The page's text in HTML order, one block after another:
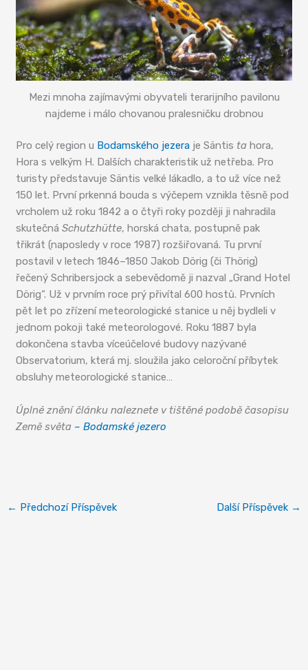
Mezi mnoha zajímavými obyvateli terarijního pavilonu
najdeme i málo chovanou pralesničku drobnou
Pro celý region u Bodamského jezera je Säntis ta hora,
Hora s velkým H. Dalších charakteristik už netřeba. Pro
turisty představuje Säntis velké lákadlo, a to už více než
150 let. První prkenná bouda s výčepem vznikla těsně pod
vrcholem už roku 1842 a o čtyři roky později ji nahradila
skutečnáSchutzhütte, horská chata, postupně pak
třikrát (naposledy v roce 1987) rozšiřovaná. Tu první
postavil v letech 1846–1850 Jakob Dörig (či Thörig)
řečený Schribersjock a sebevědomě ji nazval „Grand Hotel
Dörig“. Už v prvním roce prý přivítal 600 hostů. Prvních
pět let po zřízení meteorologické stanice u něj bydleli v
jednom pokoji také meteorologové. Roku 1887 byla
dokončena stavba víceúčelové budovy nazývané
Observatorium, která mj. sloužila jako celoroční příbytek
obsluhy meteorologické stanice…
Úplné znění článku naleznete v tištěné podobě časopisu
Země světa – Bodamské jezero
← Předchozí Příspěvek Další Příspěvek →